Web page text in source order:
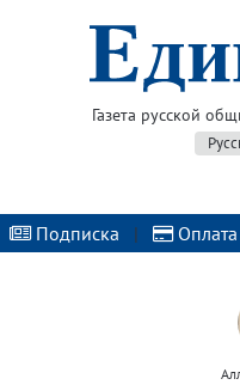
Газета русской
Подписка | Оплата